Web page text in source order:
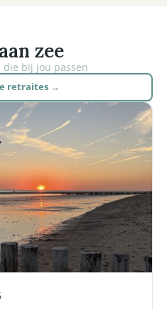
zee
bij jou passen
retraites →